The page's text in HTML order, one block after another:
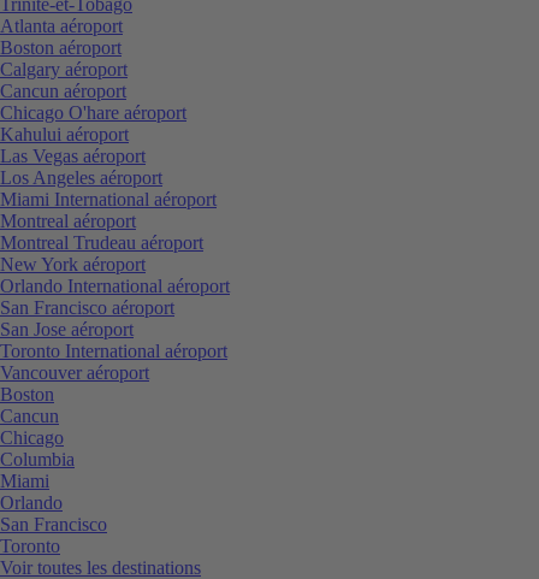
Atlanta aéroport
Boston aéroport
Calgary aéroport
Cancun aéroport
Chicago O'hare aéroport
Kahului aéroport
Las Vegas aéroport
Los Angeles aéroport
Miami International aéroport
Montreal aéroport
Montreal Trudeau aéroport
New York aéroport
Orlando International aéroport
San Francisco aéroport
San Jose aéroport
Toronto International aéroport
Vancouver aéroport
Boston
Cancun
Chicago
Columbia
Miami
Orlando
San Francisco
Toronto
Voir toutes les destinations